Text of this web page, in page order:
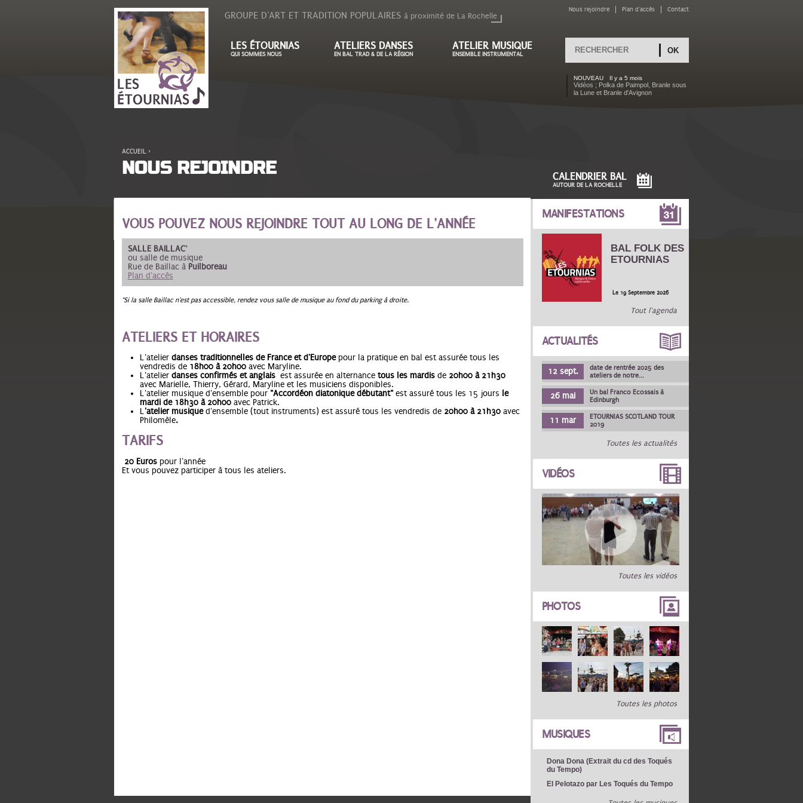
GROUPE D'ART ET TRADITION POPULAIRES à proximité de La Rochelle
LES ÉTOURNIAS
QUI SOMMES NOUS
ATELIERS DANSES
EN BAL TRAD & DE LA RÉGION
ATELIER MUSIQUE
ENSEMBLE INSTRUMENTAL
Nous rejoindre Plan d'accès Contact
FORMULAIRE DE
RECHERCHE
CALENDRIER BAL
AUTOUR DE LA ROCHELLE
NOUVEAU Il y a 5 mois
Vidéos ; Polka de Paimpol, Branle sous
la Lune et Branle d'Avignon
VOUS ÊTES ICI
ACCUEIL ›
NOUS REJOINDRE
VOUS POUVEZ NOUS REJOINDRE TOUT AU LONG DE L'ANNÉE
SALLE BAILLAC*
ou salle de musique
Rue de Baillac à Puilboreau
Plan d'accès
*Si la salle Baillac n'est pas accessible, rendez vous salle de musique au fond du parking à droite.
ATELIERS ET HORAIRES
L'atelier danses traditionnelles de France et d'Europe pour la pratique en bal est assurée tous les
vendredis de 18h00 à 20h00avec Maryline.
L'atelier danses confirmés et anglais est assurée en alternance tous les mardisde 20h00 à 21h30
avec Marielle, Thierry, Gérard, Maryline et les musiciens disponibles.
L'atelier musique d'ensemble pour "Accordéon diatonique débutant"est assuré tous les 15 jours le
mardi de 18h30 à 20h00avec Patrick.
L'atelier musique d'ensemble (tout instruments) est assuré tous les vendredis de 20h00 à 21h30avec
Philomèle.
TARIFS
20 Euros pour l'année
Et vous pouvez participer à tous les ateliers.
MANIFESTATIONS
BAL FOLK DES
ETOURNIAS
Le 19 Septembre 2026
Tout l'agenda
ACTUALITÉS
12 sept.
date de rentrée 2025 des
ateliers de notre...
26 mai
Un bal Franco Ecossais à
Edinburgh
11 mar
ETOURNIAS SCOTLAND TOUR
2019
Toutes les actualités
VIDÉOS
Toutes les vidéos
PHOTOS
Toutes les photos
MUSIQUES
Dona Dona (Extrait du cd des Toqués
du Tempo)
El Pelotazo par Les Toqués du Tempo